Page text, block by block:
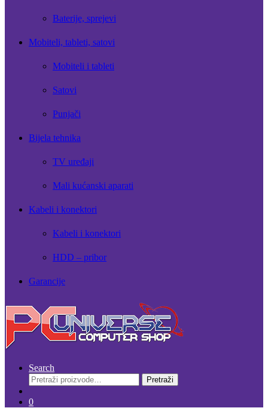
Baterije, sprejevi
Mobiteli, tableti, satovi
Mobiteli i tableti
Satovi
Punjači
Bijela tehnika
TV uređaji
Mali kućanski aparati
Kabeli i konektori
Kabeli i konektori
HDD – pribor
Garancije
Search
Pretraži:
Pretraži
0